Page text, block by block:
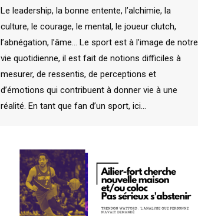
Le leadership, la bonne entente, l’alchimie, la
culture, le courage, le mental, le joueur clutch,
l’abnégation, l’âme… Le sport est à l’image de notre
vie quotidienne, il est fait de notions difficiles à
mesurer, de ressentis, de perceptions et
d’émotions qui contribuent à donner vie à une
réalité. En tant que fan d’un sport, ici…